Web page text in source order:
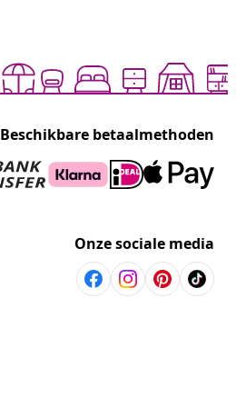
Beschikbare betaalmethoden
Onze sociale media